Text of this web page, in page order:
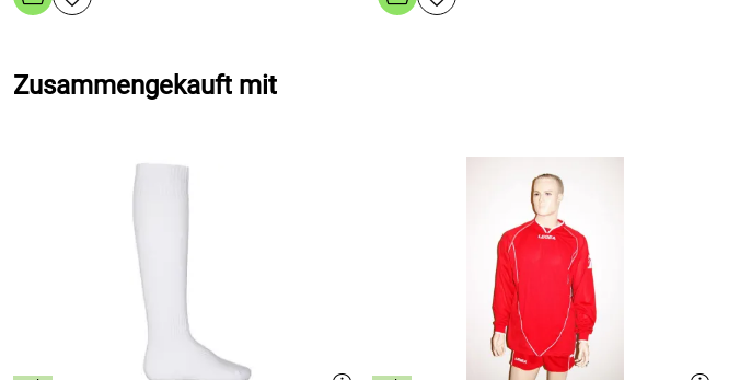
Zusammengekauft mit